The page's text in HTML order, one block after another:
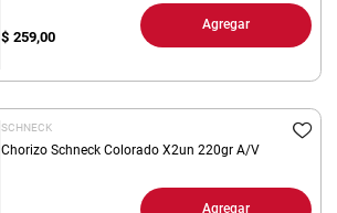
$ 259,00
Agregar
SCHNECK
Chorizo Schneck Colorado X2un 220gr A/V
Agregar